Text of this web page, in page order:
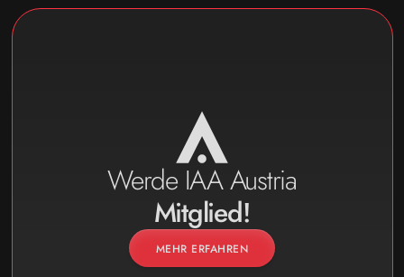
Werde IAA Austria
Mitglied!
MEHR ERFAHREN